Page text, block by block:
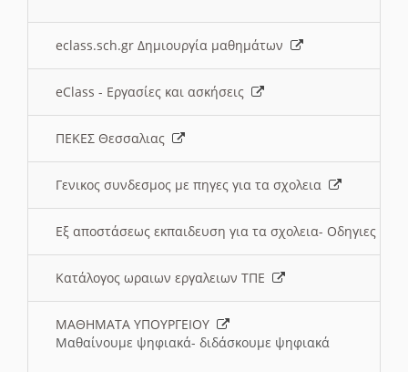
eclass.sch.gr Δημιουργία μαθημάτων
eClass - Εργασίες και ασκήσεις
ΠΕΚΕΣ Θεσσαλιας
Γενικος συνδεσμος με πηγες για τα σχολεια
Εξ αποστάσεως εκπαιδευση για τα σχολεια- Οδηγιες
Κατάλογος ωραιων εργαλειων ΤΠΕ
ΜΑΘΗΜΑΤΑ ΥΠΟΥΡΓΕΙΟΥ
Μαθαίνουμε ψηφιακά- διδάσκουμε ψηφιακά